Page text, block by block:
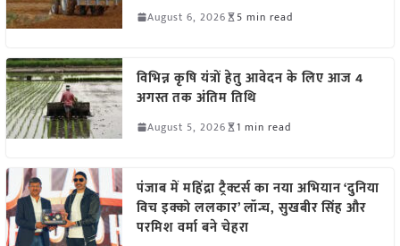
August 6, 2026 5 min read
विभिन्न कृषि यंत्रों हेतु आवेदन के लिए आज 4
अगस्त तक अंतिम तिथि
August 5, 2026 1 min read
पंजाब में महिंद्रा ट्रैक्टर्स का नया अभियान ‘दुनिया
विच इक्को ललकार’ लॉन्च, सुखबीर सिंह और
परमिश वर्मा बने चेहरा